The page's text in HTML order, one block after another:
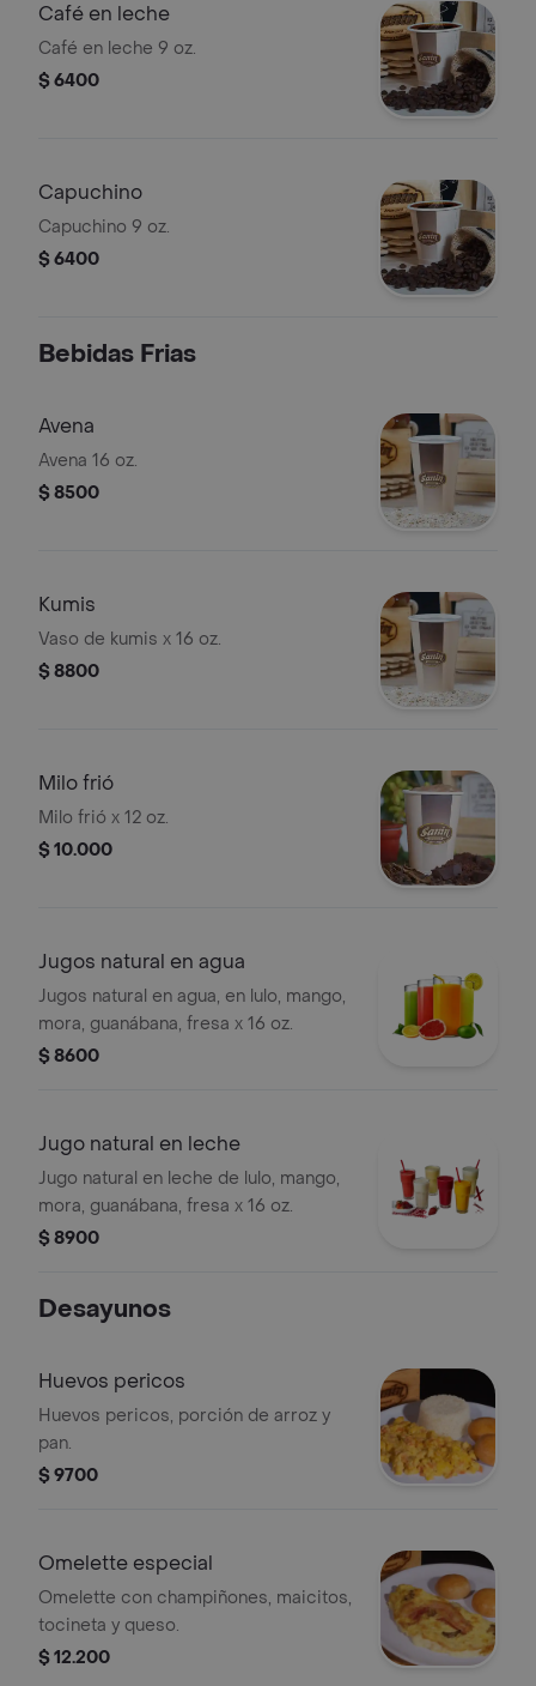
Café en leche
Café en leche 9 oz.
$ 6400
Capuchino
Capuchino 9 oz.
$ 6400
Bebidas Frias
Avena
Avena 16 oz.
$ 8500
Kumis
Vaso de kumis x 16 oz.
$ 8800
Milo frió
Milo frió x 12 oz.
$ 10.000
Jugos natural en agua
Jugos natural en agua, en lulo, mango,
mora, guanábana, fresa x 16 oz.
$ 8600
Jugo natural en leche
Jugo natural en leche de lulo, mango,
mora, guanábana, fresa x 16 oz.
$ 8900
Desayunos
Huevos pericos
Huevos pericos, porción de arroz y
pan.
$ 9700
Omelette especial
Omelette con champiñones, maicitos,
tocineta y queso.
$ 12.200